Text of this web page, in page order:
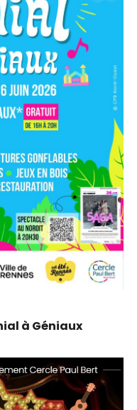
à Géniaux